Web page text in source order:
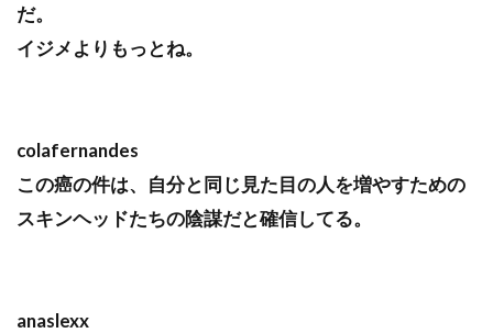
だ。
イジメよりもっとね。
colafernandes
この癌の件は、自分と同じ見た目の人を増やすための
スキンヘッドたちの陰謀だと確信してる。
anaslexx